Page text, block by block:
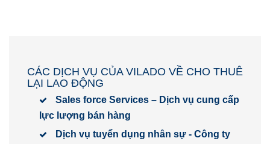
CÁC DỊCH VỤ CỦA VILADO VỀ CHO THUÊ
LẠI LAO ĐỘNG
Sales force Services – Dịch vụ cung cấp
lực lượng bán hàng
Dịch vụ tuyển dụng nhân sự - Công ty